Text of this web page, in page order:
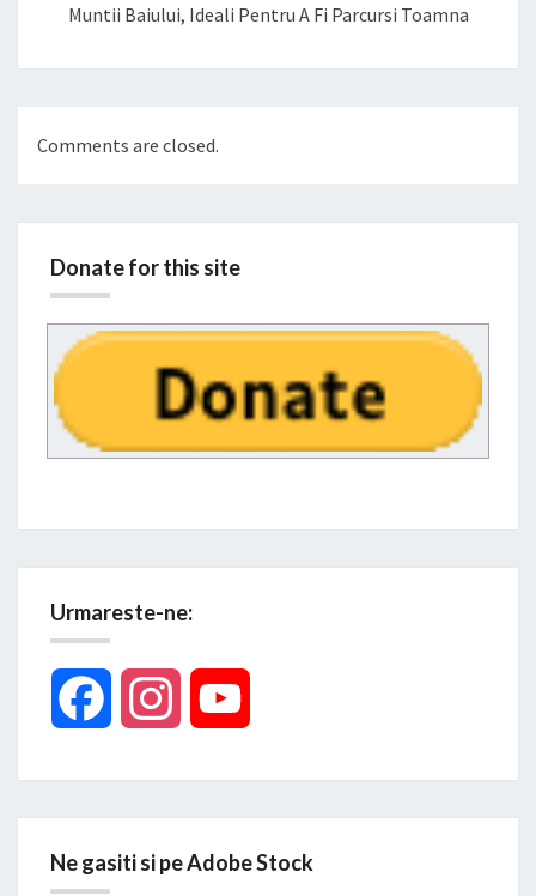
Muntii Baiului, Ideali Pentru A Fi Parcursi Toamna
Comments are closed.
Donate for this site
Urmareste-ne:
Facebook Instagram
Ne gasiti si pe Adobe Stock